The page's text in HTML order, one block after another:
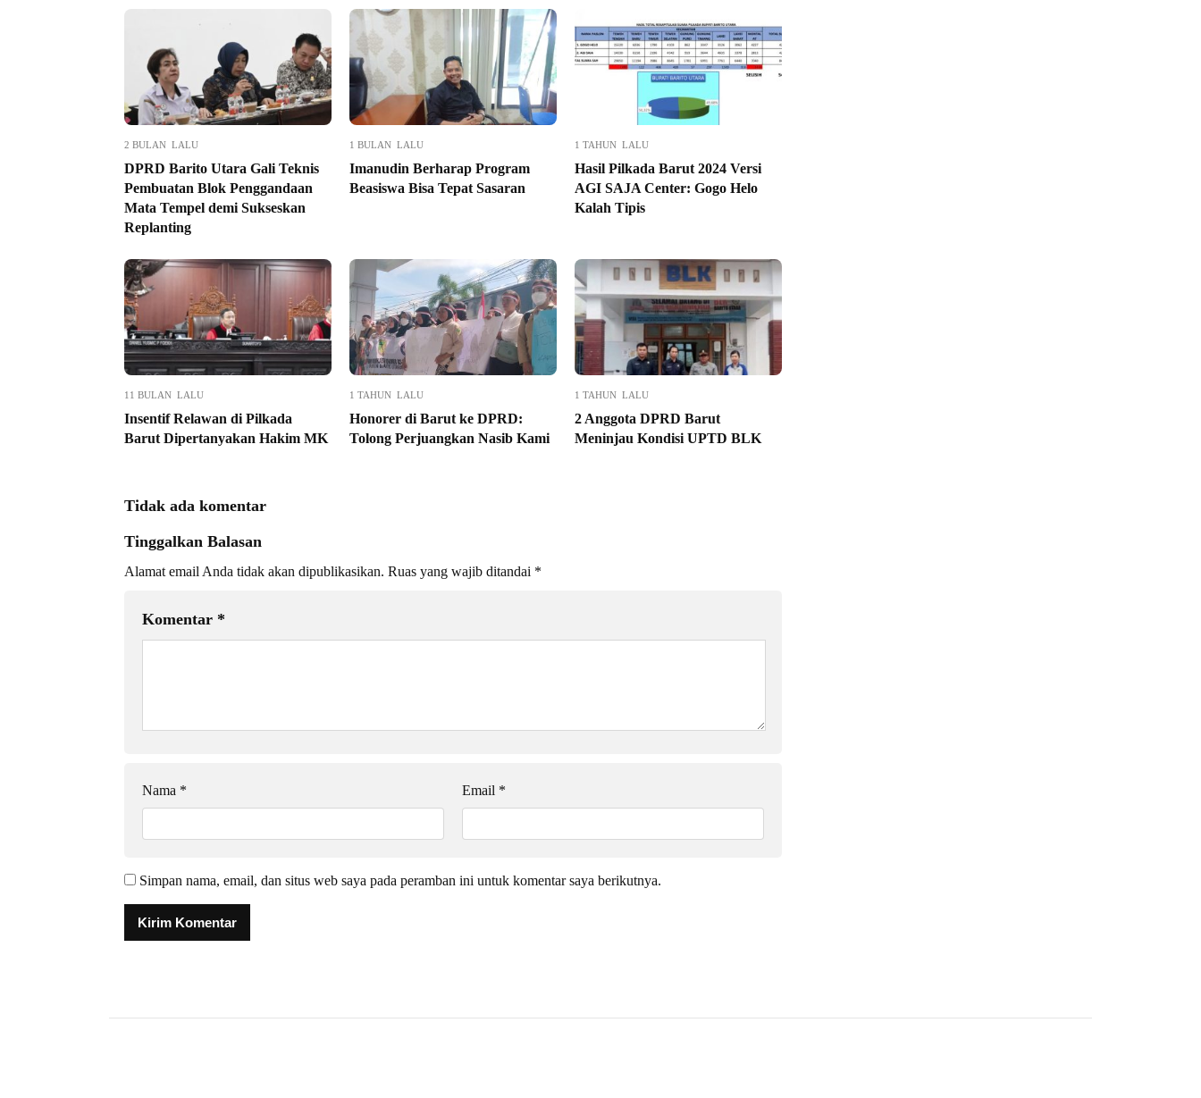
2 BULAN LALU
DPRD Barito Utara Gali Teknis
Pembuatan Blok Penggandaan
Mata Tempel demi Sukseskan
Replanting
1 BULAN LALU
Imanudin Berharap Program
Beasiswa Bisa Tepat Sasaran
1 TAHUN LALU
Hasil Pilkada Barut 2024 Versi
AGI SAJA Center: Gogo Helo
Kalah Tipis
11 BULAN LALU
Insentif Relawan di Pilkada
Barut Dipertanyakan Hakim MK
1 TAHUN LALU
Honorer di Barut ke DPRD:
Tolong Perjuangkan Nasib Kami
1 TAHUN LALU
2 Anggota DPRD Barut
Meninjau Kondisi UPTD BLK
Tidak ada komentar
Tinggalkan Balasan
Alamat email Anda tidak akan dipublikasikan. Ruas yang wajib ditandai *
Komentar *
Nama * Email *
Simpan nama, email, dan situs web saya pada peramban ini untuk komentar saya berikutnya.